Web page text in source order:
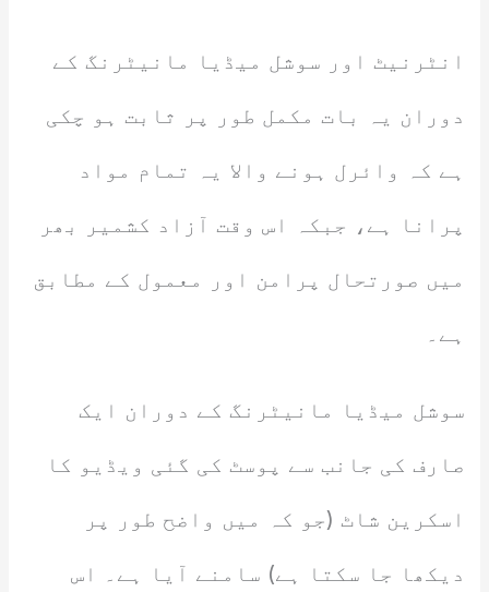
انٹرنیٹ اور سوشل میڈیا مانیٹرنگ کے
دوران یہ بات مکمل طور پر ثابت ہو چکی
ہے کہ وائرل ہونے والا یہ تمام مواد
پرانا ہے، جبکہ اس وقت آزاد کشمیر بھر
میں صورتحال پرامن اور معمول کے مطابق
ہے۔
سوشل میڈیا مانیٹرنگ کے دوران ایک
صارف کی جانب سے پوسٹ کی گئی ویڈیو کا
اسکرین شاٹ (جو کہ میں واضح طور پر
دیکھا جا سکتا ہے) سامنے آیا ہے۔ اس